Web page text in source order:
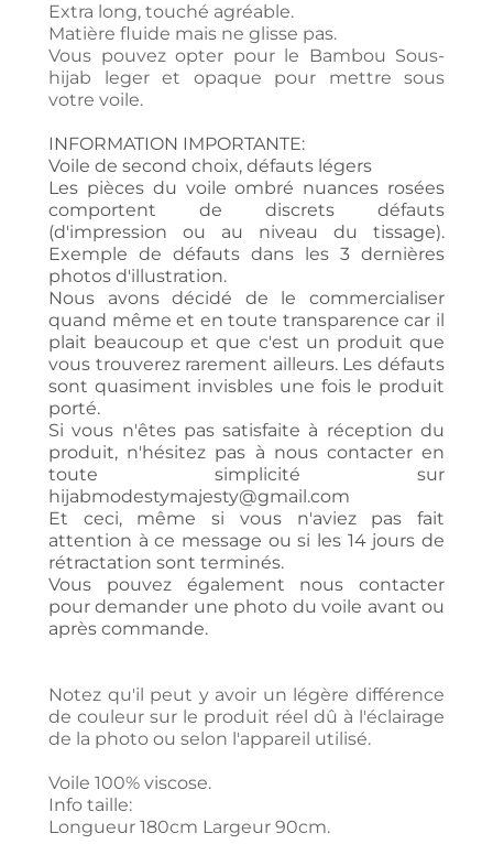
Extra long, touché agréable.
Matière fluide mais ne glisse pas.
Vous pouvez opter pour le Bambou Sous-
hijab leger et opaque pour mettre sous
votre voile.
INFORMATION IMPORTANTE:
Voile de second choix, défauts légers
Les pièces du voile ombré nuances rosées
comportent de discrets défauts
(d'impression ou au niveau du tissage).
Exemple de défauts dans les 3 dernières
photos d'illustration.
Nous avons décidé de le commercialiser
quand même et en toute transparence car il
plait beaucoup et que c'est un produit que
vous trouverez rarement ailleurs. Les défauts
sont quasiment invisbles une fois le produit
porté.
Si vous n'êtes pas satisfaite à réception du
produit, n'hésitez pas à nous contacter en
toute simplicité sur
hijabmodestymajesty@gmail.com
Et ceci, même si vous n'aviez pas fait
attention à ce message ou si les 14 jours de
rétractation sont terminés.
Vous pouvez également nous contacter
pour demander une photo du voile avant ou
après commande.
Notez qu'il peut y avoir un légère différence
de couleur sur le produit réel dû à l'éclairage
de la photo ou selon l'appareil utilisé.
Voile 100% viscose.
Info taille:
Longueur 180cm Largeur 90cm.